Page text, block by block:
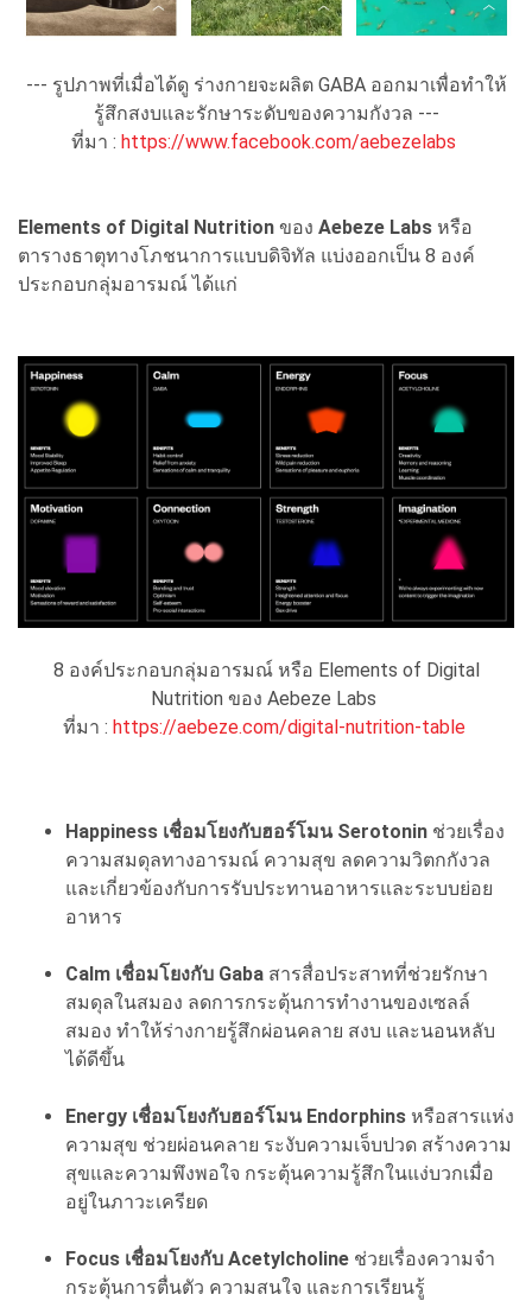
--- รูปภาพที่เมื่อได้ดู ร่างกายจะผลิต GABA ออกมาเพื่อทำให้
รู้สึกสงบและรักษาระดับของความกังวล ---
ที่มา : https://www.facebook.com/aebezelabs
Elements of Digital Nutrition ของ Aebeze Labs หรือ
ตารางธาตุทางโภชนาการแบบดิจิทัล แบ่งออกเป็น 8 องค์
ประกอบกลุ่มอารมณ์ ได้แก่
8 องค์ประกอบกลุ่มอารมณ์ หรือ Elements of Digital
Nutrition ของ Aebeze Labs
ที่มา : https://aebeze.com/digital-nutrition-table
Happiness เชื่อมโยงกับฮอร์โมน Serotonin ช่วยเรื่อง
ความสมดุลทางอารมณ์ ความสุข ลดความวิตกกังวล
และเกี่ยวข้องกับการรับประทานอาหารและระบบย่อย
อาหาร
Calm เชื่อมโยงกับ Gaba สารสื่อประสาทที่ช่วยรักษา
สมดุลในสมอง ลดการกระตุ้นการทำงานของเซลล์
สมอง ทำให้ร่างกายรู้สึกผ่อนคลาย สงบ และนอนหลับ
ได้ดีขึ้น
Energy เชื่อมโยงกับฮอร์โมน Endorphins หรือสารแห่ง
ความสุข ช่วยผ่อนคลาย ระงับความเจ็บปวด สร้างความ
สุขและความพึงพอใจ กระตุ้นความรู้สึกในแง่บวกเมื่อ
อยู่ในภาวะเครียด
Focus เชื่อมโยงกับ Acetylcholine ช่วยเรื่องความจำ
กระตุ้นการตื่นตัว ความสนใจ และการเรียนรู้